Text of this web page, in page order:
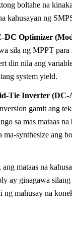
boltahe na
kahusayan ng
DC Optimizer
sila ng MPPT
din nila ang
system yield.
Tie Inverter (DC-
gamit ang
sa mas mataas
ma-synthesize ang
ang mataas na
ay ginagawa silang
ng mahusay na